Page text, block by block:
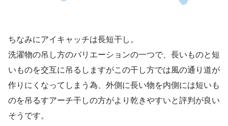
ちなみにアイキャッチは長短干し。
洗濯物の吊し方のバリエーションの一つで、長いものと短
いものを交互に吊るしますがこの干し方では風の通り道が
作りにくなってしまう為、外側に長い物を内側には短いも
のを吊るすアーチ干しの方がより乾きやすいと評判が良い
そうです。